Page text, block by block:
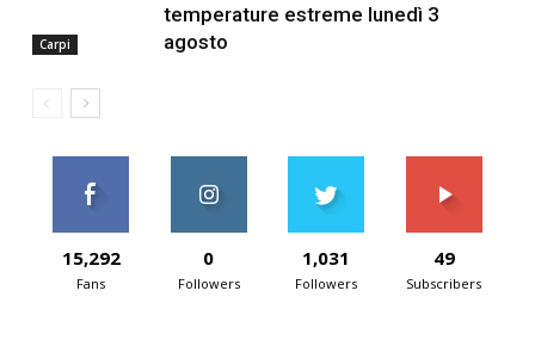
Carpi
temperature estreme lunedì 3
agosto
15,292
Fans
0
Followers
1,031
Followers
49
Subscribers